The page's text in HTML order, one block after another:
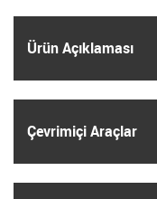
Ürün Açıklaması
Çevrimiçi Araçlar